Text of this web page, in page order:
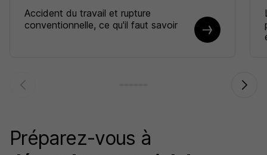
Accident du travail et rupture
conventionnelle, ce qu'il faut savoir
Préparez-vous à